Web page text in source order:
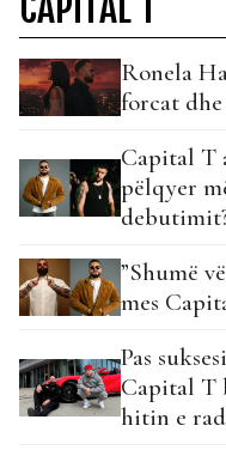
Ronela
forcat
Capital T
pëlqyer
”Shumë
mes
Pas
Capital T
hitin e